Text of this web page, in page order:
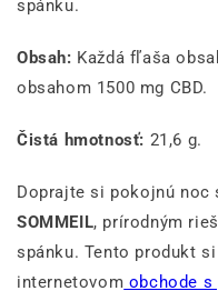
spánku.
Obsah: Každá fľaša
obsahom 1500 mg CBD.
Čistá hmotnosť: 21,6 g.
Doprajte si pokojnú noc
SOMMEIL, prírodným
spánku. Tento produkt
internetovom obchode s